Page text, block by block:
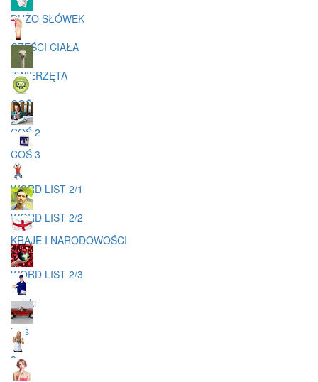
DUŻO SŁÓWEK
CZĘŚCI CIAŁA
ZWIERZĘTA
COŚ
COŚ 2
COŚ 3
WORD LIST 2/1
WORD LIST 2/2
KRAJE I NARODOWOŚCI
WORD LIST 2/3
polski
toys
3